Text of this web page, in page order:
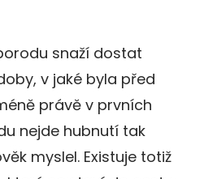
snaží dostat
v jaké byla před
právě v prvních
nejde hubnutí tak
myslel. Existuje totiž